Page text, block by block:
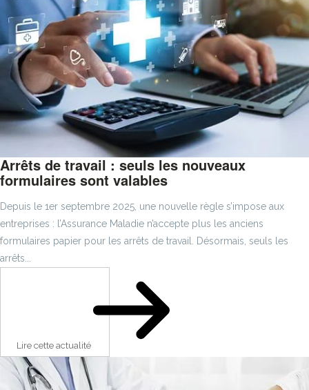
Arrêts de travail : seuls les nouveaux
formulaires sont valables
Depuis le 1er septembre 2025, une nouvelle règle s’impose aux
entreprises : l’Assurance Maladie n’accepte plus les anciens
formulaires papier pour les arrêts de travail. Désormais, seuls les
arrêts...
Lire cette actualité